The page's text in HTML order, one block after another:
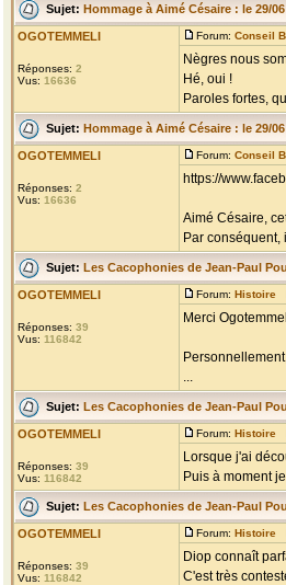
Sujet: Hommage à Aimé Césaire : le 29/
OGOTEMMELI
Réponses: 2
Vus: 16636
Forum: Conseil
Nègres nous
Hé, oui !
Paroles fortes,
Sujet: Hommage à Aimé Césaire : le 29/
OGOTEMMELI
Réponses: 2
Vus: 16636
Forum: Conseil
https://
Aimé Césaire,
Par
Sujet: Les Cacophonies de Jean-Paul
OGOTEMMELI
Réponses: 39
Vus: 116842
Forum: Histoire
Merci
...
Sujet: Les Cacophonies de Jean-Paul
OGOTEMMELI
Réponses: 39
Vus: 116842
Forum: Histoire
Lorsque j'ai
Puis à moment
Sujet: Les Cacophonies de Jean-Paul
OGOTEMMELI
Réponses: 39
Vus: 116842
Forum: Histoire
Diop connaît
C'est très